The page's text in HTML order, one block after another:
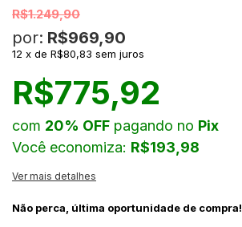
R$1.249,90
por: R$969,90
12 x de R$80,83 sem juros
R$775,92
com 20% OFF pagando no Pix
Você economiza: R$193,98
Ver mais detalhes
Não perca, última oportunidade de compra!